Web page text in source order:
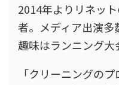
2014年よりリネッ
者。メディア出演多
趣味はランニング大
「クリーニングの